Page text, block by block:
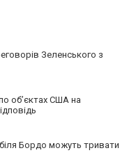
Зеленського з
обʼєктах США на
Бордо можуть тривати